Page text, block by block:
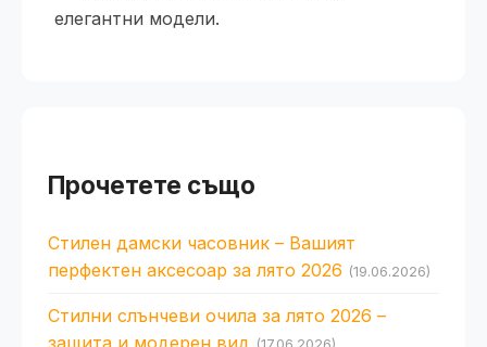
елегантни модели.
Прочетете също
Стилен дамски часовник – Вашият
перфектен аксесоар за лято 2026 (19.06.2026)
Стилни слънчеви очила за лято 2026 –
защита и модерен вид